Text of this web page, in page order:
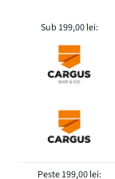
Sub 199,00 lei:
Peste 199,00 lei: